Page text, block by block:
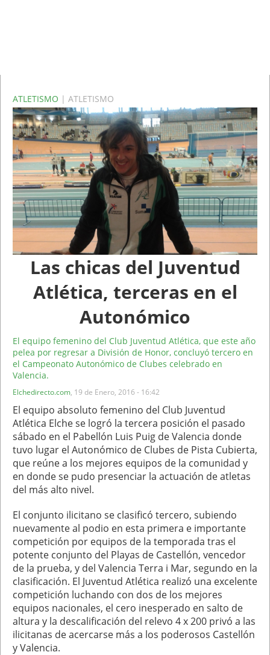
ATLETISMO | ATLETISMO
Las chicas del Juventud
Atlética, terceras en el
Autonómico
El equipo femenino del Club Juventud Atlética, que este año
pelea por regresar a División de Honor, concluyó tercero en
el Campeonato Autonómico de Clubes celebrado en
Valencia.
Elchedirecto.com, 19 de Enero, 2016 - 16:42
El equipo absoluto femenino del Club Juventud
Atlética Elche se logró la tercera posición el pasado
sábado en el Pabellón Luis Puig de Valencia donde
tuvo lugar el Autonómico de Clubes de Pista Cubierta,
que reúne a los mejores equipos de la comunidad y
en donde se pudo presenciar la actuación de atletas
del más alto nivel.
El conjunto ilicitano se clasificó tercero, subiendo
nuevamente al podio en esta primera e importante
competición por equipos de la temporada tras el
potente conjunto del Playas de Castellón, vencedor
de la prueba, y del Valencia Terra i Mar, segundo en la
clasificación. El Juventud Atlética realizó una excelente
competición luchando con dos de los mejores
equipos nacionales, el cero inesperado en salto de
altura y la descalificación del relevo 4 x 200 privó a las
ilicitanas de acercarse más a los poderosos Castellón
y Valencia.